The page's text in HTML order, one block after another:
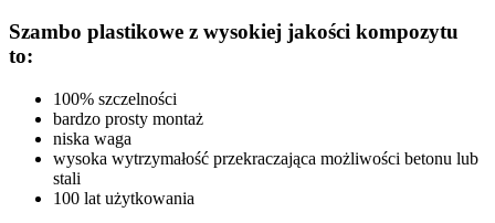
Szambo plastikowe z wysokiej jakości kompozytu
to:
100% szczelności
bardzo prosty montaż
niska waga
wysoka wytrzymałość przekraczająca możliwości betonu lub
stali
100 lat użytkowania